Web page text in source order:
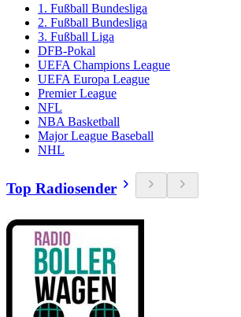
1. Fußball Bundesliga
2. Fußball Bundesliga
3. Fußball Liga
DFB-Pokal
UEFA Champions League
UEFA Europa League
Premier League
NFL
NBA Basketball
Major League Baseball
NHL
Top Radiosender